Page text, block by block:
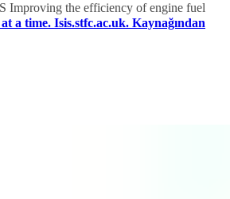
Improving the efficiency of engine fuel
a time. Isis.stfc.ac.uk. Kaynağından